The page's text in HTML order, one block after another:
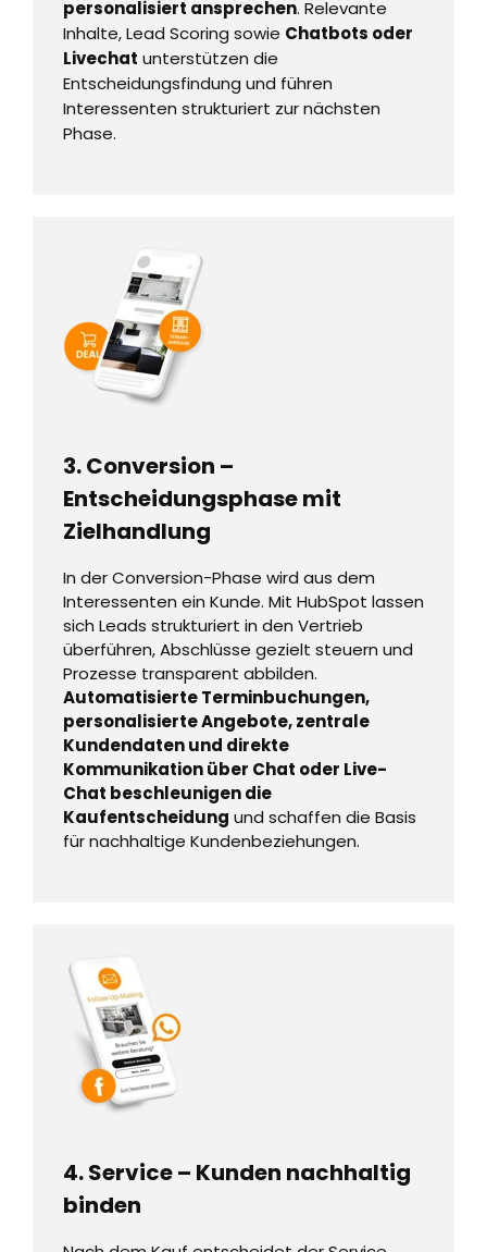
personalisiert ansprechen. Relevante
Inhalte, Lead Scoring sowie Chatbots oder
Livechat unterstützen die
Entscheidungsfindung und führen
Interessenten strukturiert zur nächsten
Phase.
3. Conversion –
Entscheidungsphase mit
Zielhandlung
In der Conversion-Phase wird aus dem
Interessenten ein Kunde. Mit HubSpot lassen
sich Leads strukturiert in den Vertrieb
überführen, Abschlüsse gezielt steuern und
Prozesse transparent abbilden.
Automatisierte Terminbuchungen,
personalisierte Angebote, zentrale
Kundendaten und direkte
Kommunikation über Chat oder Live-
Chat beschleunigen die
Kaufentscheidung und schaffen die Basis
für nachhaltige Kundenbeziehungen.
4. Service – Kunden nachhaltig
binden